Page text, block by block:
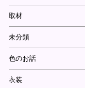
取材
未分類
色のお話
衣装